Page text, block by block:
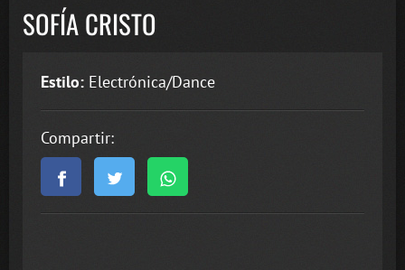
SOFÍA CRISTO
Estilo: Electrónica/Dance
Compartir: